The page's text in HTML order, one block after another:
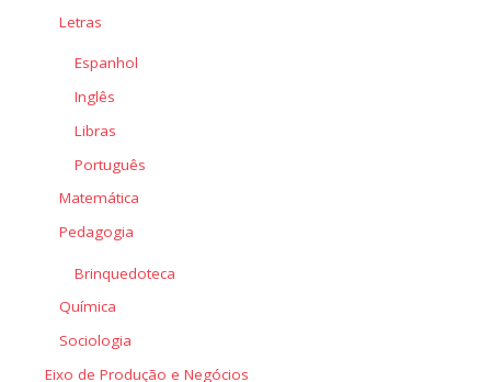
Letras
Espanhol
Inglês
Libras
Português
Matemática
Pedagogia
Brinquedoteca
Química
Sociologia
Eixo de Produção e Negócios